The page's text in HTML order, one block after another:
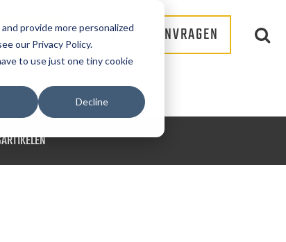
provide more personalized
our Privacy Policy.
to use just one tiny cookie
Decline
SERVICE AANVRAGEN